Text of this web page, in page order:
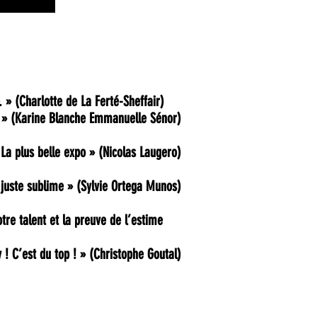
»(Charlotte de La Ferté-Sheffair)
(Karine Blanche Emmanuelle Sénor)
plus belle expo »(Nicolas Laugero)
sublime »(Sylvie Ortega Munos)
talent et la preuve de l’estime
! C’est du top ! »(Christophe Goutal)